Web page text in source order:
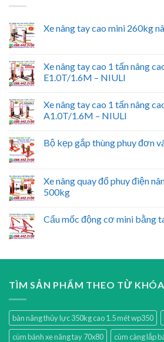
Xe nâng tay cao mini 260kg
Xe nâng tay cao 1 tấn nâng
E1.0T/1.6M – NIULI
Xe nâng tay cao 1 tấn nâng
A1.0T/1.6M – NIULI
Bộ kẹp gắp thùng phuy đơn
Xe nâng quay đổ phuy điện
500kg
Cẩu mốc động cơ mini bằng
TÌM SẢN PHẨM THEO TỪ KHÓA
bàn nâng thủy lực 350kg cao 1.5 mét wp350
cùm bánh xe nâng tay 70x80
cùm càng lắp